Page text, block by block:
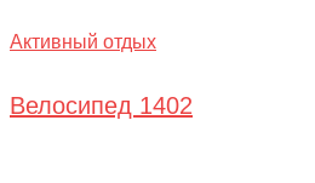
Активный отдых
Велосипед 1402